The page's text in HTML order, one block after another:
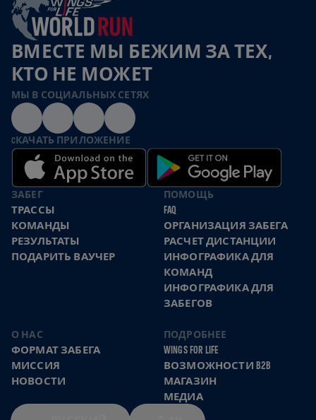
ВМЕСТЕ МЫ БЕЖИМ ЗА ТЕХ,
КТО НЕ МОЖЕТ
МЫ В СОЦИАЛЬНЫХ СЕТЯХ
CКАЧАТЬ ПРИЛОЖЕНИЕ
ЗАБЕГ
ТРАССЫ
КОМАНДЫ
РЕЗУЛЬТАТЫ
ПОДАРИТЬ ВАУЧЕР
ПОМОЩЬ
FAQ
ОРГАНИЗАЦИЯ ЗАБЕГА
РАСЧЕТ ДИСТАНЦИИ
ИНФОГРАФИКА ДЛЯ
КОМАНД
ИНФОГРАФИКА ДЛЯ
ЗАБЕГОВ
О НАС
ФОРМАТ ЗАБЕГА
МИССИЯ
НОВОСТИ
ПОДРОБНЕЕ
WINGS FOR LIFE
ВОЗМОЖНОСТИ B2B
МАГАЗИН
МЕДИА